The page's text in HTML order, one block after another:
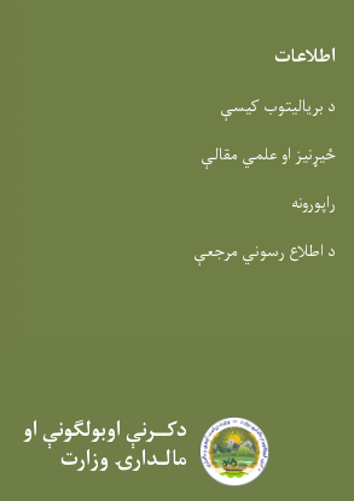
اطلاعات
د بریالیتوب کیسې
ځیړنیز او علمي مقالې
راپورونه
د اطلاع رسوني مرجعې
دکــرنې اوبولګونې او
مالـدارۍ وزارت